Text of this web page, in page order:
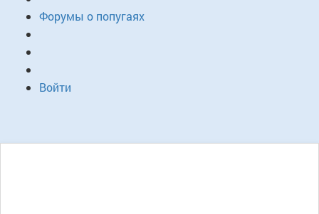
Форумы о попугаях
Войти